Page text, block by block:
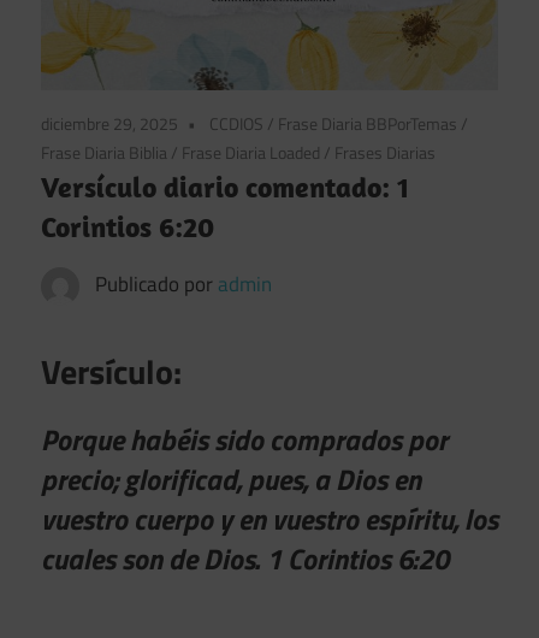
diciembre 29, 2025 CCDIOS / Frase Diaria BBPorTemas /
Frase Diaria Biblia / Frase Diaria Loaded / Frases Diarias
Versículo diario comentado: 1
Corintios 6:20
Publicado por admin
Versículo:
Porque habéis sido comprados por
precio; glorificad, pues, a Dios en
vuestro cuerpo y en vuestro espíritu, los
cuales son de Dios. 1 Corintios 6:20